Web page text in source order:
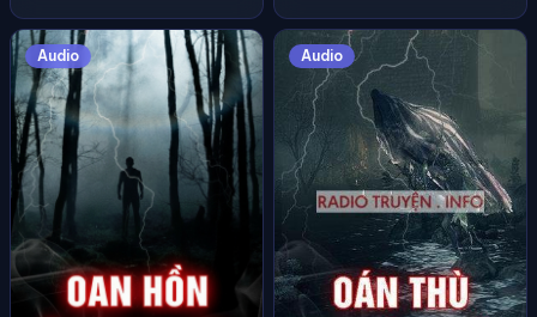
Audio Audio